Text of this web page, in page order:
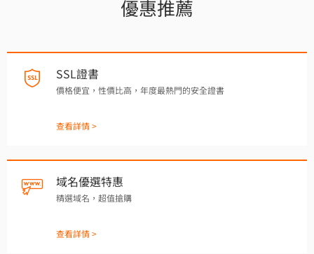
優惠推薦
SSL證書
價格便宜，性價比高，年度最熱門的安全證書
查看詳情 >
域名優選特惠
精選域名，超值搶購
查看詳情 >